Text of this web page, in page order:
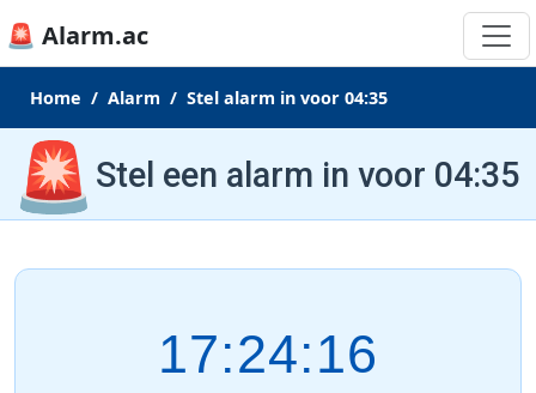
🚨 Alarm.ac
Home Alarm Stel alarm in voor 04:35
🚨 Stel een alarm in voor 04:35
17:24:16